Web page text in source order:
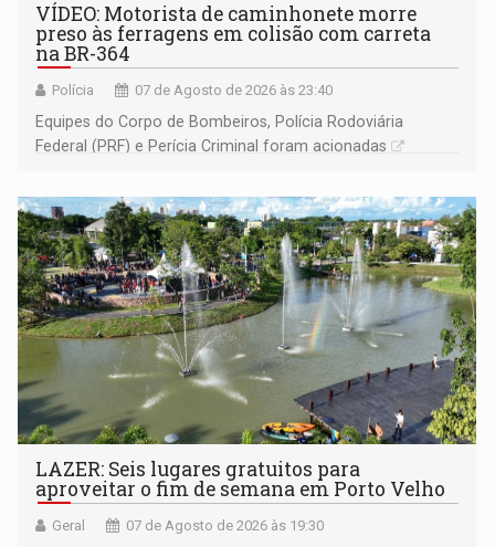
VÍDEO: Motorista de caminhonete morre
preso às ferragens em colisão com carreta
na BR-364
Polícia 07 de Agosto de 2026 às 23:40
Equipes do Corpo de Bombeiros, Polícia Rodoviária
Federal (PRF) e Perícia Criminal foram acionadas
LAZER: Seis lugares gratuitos para
aproveitar o fim de semana em Porto Velho
Geral 07 de Agosto de 2026 às 19:30